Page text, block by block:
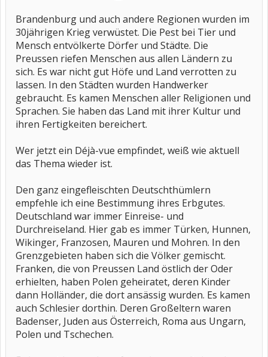
Brandenburg und auch andere Regionen wurden im
30jährigen Krieg verwüstet. Die Pest bei Tier und
Mensch entvölkerte Dörfer und Städte. Die
Preussen riefen Menschen aus allen Ländern zu
sich. Es war nicht gut Höfe und Land verrotten zu
lassen. In den Städten wurden Handwerker
gebraucht. Es kamen Menschen aller Religionen und
Sprachen. Sie haben das Land mit ihrer Kultur und
ihren Fertigkeiten bereichert.
Wer jetzt ein Déjà-vue empfindet, weiß wie aktuell
das Thema wieder ist.
Den ganz eingefleischten Deutschthümlern
empfehle ich eine Bestimmung ihres Erbgutes.
Deutschland war immer Einreise- und
Durchreiseland. Hier gab es immer Türken, Hunnen,
Wikinger, Franzosen, Mauren und Mohren. In den
Grenzgebieten haben sich die Völker gemischt.
Franken, die von Preussen Land östlich der Oder
erhielten, haben Polen geheiratet, deren Kinder
dann Holländer, die dort ansässig wurden. Es kamen
auch Schlesier dorthin. Deren Großeltern waren
Badenser, Juden aus Österreich, Roma aus Ungarn,
Polen und Tschechen.